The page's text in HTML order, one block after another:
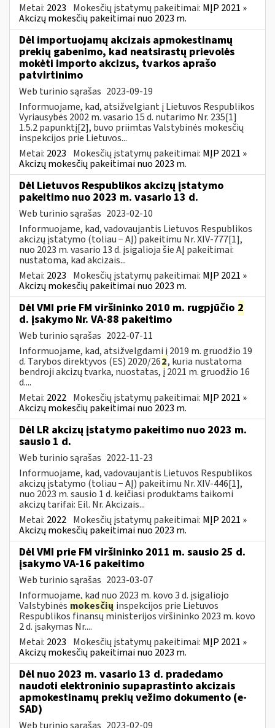
Metai: 2023 Mokesčių įstatymų pakeitimai: MĮP 2021 »
Akcizų mokesčių pakeitimai nuo 2023 m.
Dėl importuojamų akcizais apmokestinamų
prekių gabenimo, kad neatsirastų prievolės
mokėti importo akcizus, tvarkos aprašo
patvirtinimo
Web turinio sąrašas 2023-09-19
Informuojame, kad, atsižvelgiant į Lietuvos Respublikos
Vyriausybės 2002 m. vasario 15 d. nutarimo Nr. 235[1]
1.5.2 papunktį[2], buvo priimtas Valstybinės mokesčių
inspekcijos prie Lietuvos...
Metai: 2023 Mokesčių įstatymų pakeitimai: MĮP 2021 »
Akcizų mokesčių pakeitimai nuo 2023 m.
Dėl Lietuvos Respublikos akcizų įstatymo
pakeitimo nuo 2023 m. vasario 13 d.
Web turinio sąrašas 2023-02-10
Informuojame, kad, vadovaujantis Lietuvos Respublikos
akcizų įstatymo (toliau − AĮ) pakeitimu Nr. XIV-777[1],
nuo 2023 m. vasario 13 d. įsigalioja šie AĮ pakeitimai:
nustatoma, kad akcizais...
Metai: 2023 Mokesčių įstatymų pakeitimai: MĮP 2021 »
Akcizų mokesčių pakeitimai nuo 2023 m.
Dėl VMI prie FM viršininko 2010 m. rugpjūčio 2
d. įsakymo Nr. VA-88 pakeitimo
Web turinio sąrašas 2022-07-11
Informuojame, kad, atsižvelgdami į 2019 m. gruodžio 19
d. Tarybos direktyvos (ES) 2020/262, kuria nustatoma
bendroji akcizų tvarka, nuostatas, į 2021 m. gruodžio 16
d....
Metai: 2022 Mokesčių įstatymų pakeitimai: MĮP 2021 »
Akcizų mokesčių pakeitimai nuo 2023 m.
Dėl LR akcizų įstatymo pakeitimo nuo 2023 m.
sausio 1 d.
Web turinio sąrašas 2022-11-23
Informuojame, kad, vadovaujantis Lietuvos Respublikos
akcizų įstatymo (toliau − AĮ) pakeitimu Nr. XIV-446[1],
nuo 2023 m. sausio 1 d. keičiasi produktams taikomi
akcizų tarifai: Eil. Nr. Akcizais...
Metai: 2022 Mokesčių įstatymų pakeitimai: MĮP 2021 »
Akcizų mokesčių pakeitimai nuo 2023 m.
Dėl VMI prie FM viršininko 2011 m. sausio 25 d.
įsakymo VA-16 pakeitimo
Web turinio sąrašas 2023-03-07
Informuojame, kad nuo 2023 m. kovo 3 d. įsigaliojo
Valstybinės mokesčių inspekcijos prie Lietuvos
Respublikos finansų ministerijos viršininko 2023 m. kovo
2 d. įsakymas Nr....
Metai: 2023 Mokesčių įstatymų pakeitimai: MĮP 2021 »
Akcizų mokesčių pakeitimai nuo 2023 m.
Dėl nuo 2023 m. vasario 13 d. pradedamo
naudoti elektroninio supaprastinto akcizais
apmokestinamų prekių vežimo dokumento (e-
SAD)
Web turinio sąrašas 2023-02-09